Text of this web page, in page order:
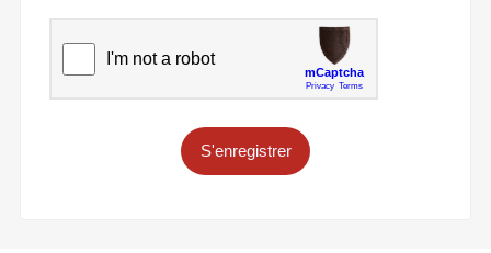
S'enregistrer